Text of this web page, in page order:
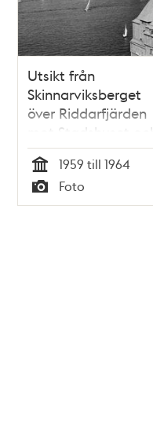
Utsikt från
Skinnarviksberget
över Riddarfjärden
mot Stadshuset och
Norrmälarstrand
Tid
1959 till 1964
Typ
Foto